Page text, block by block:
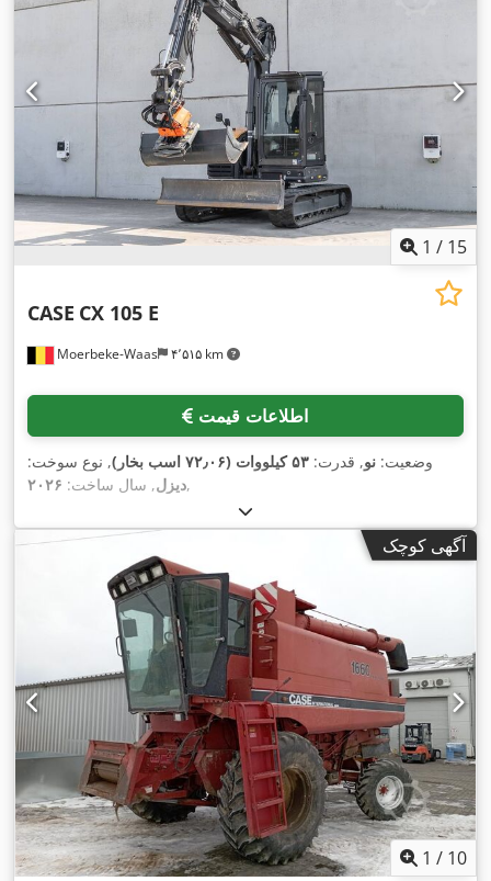
1 / 15
Moerbeke-Waas ۴٬۵۱۵ km
CASE CX 105 E
اطلاعات قیمت
وضعیت: نو, قدرت: ۵۳ کیلووات (۷۲٫۰۶ اسب بخار)
, نوع سوخت:
دیزل, سال ساخت: ۲۰۲۶ ,
آگهی کوچک
1 / 10